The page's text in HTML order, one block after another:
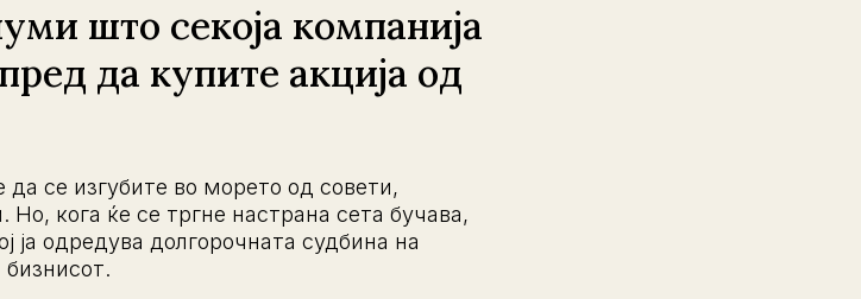
што секоја компанија
да купите акција од
се изгубите во морето од совети,
кога ќе се тргне настрана сета бучава,
ја одредува долгорочната судбина на
бизнисот.